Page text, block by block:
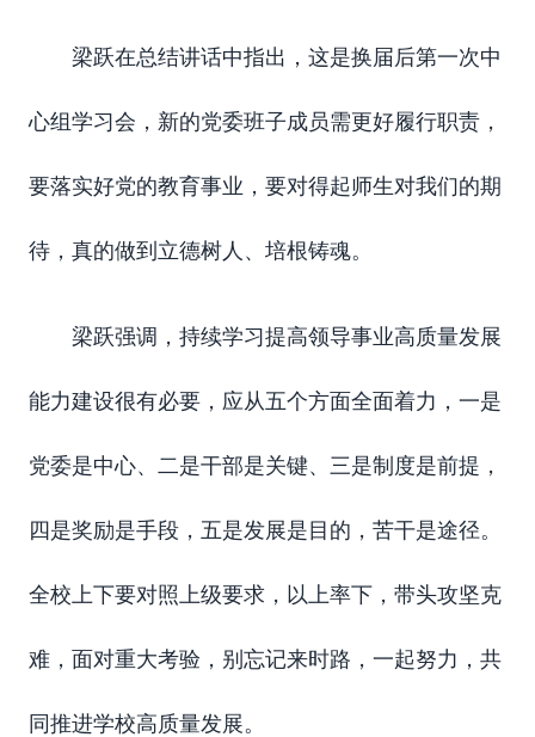
梁跃在总结讲话中指出，这是换届后第一次中
心组学习会，新的党委班子成员需更好履行职责，
要落实好党的教育事业，要对得起师生对我们的期
待，真的做到立德树人、培根铸魂。
梁跃强调，持续学习提高领导事业高质量发展
能力建设很有必要，应从五个方面全面着力，一是
党委是中心、二是干部是关键、三是制度是前提，
四是奖励是手段，五是发展是目的，苦干是途径。
全校上下要对照上级要求，以上率下，带头攻坚克
难，面对重大考验，别忘记来时路，一起努力，共
同推进学校高质量发展。